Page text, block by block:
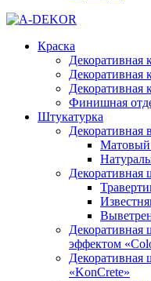
Краска
Декоративная
Декоративная
Декоративная
Финишная
Штукатурка
Декоративная
Матовый
Декоративная
Декоративная
эффектом
Декоративная
«KonCrete»